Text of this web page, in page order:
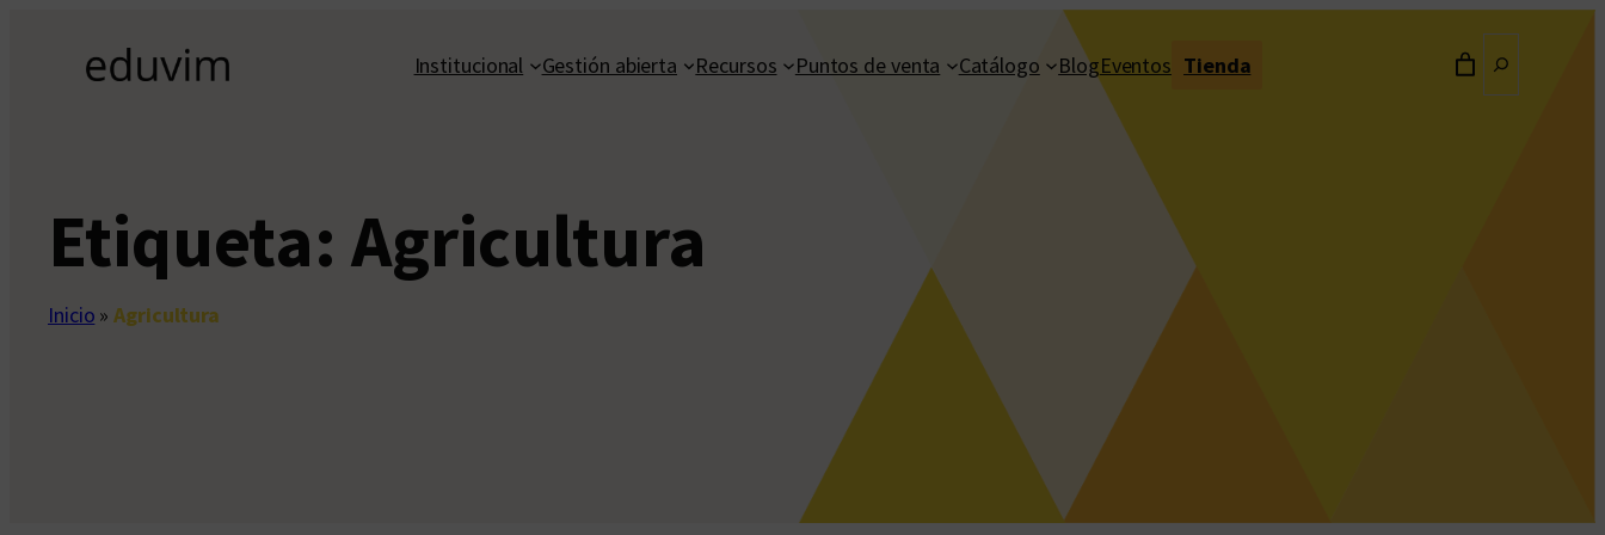
contenido
Institucional Gestión abierta Recursos Puntos de venta Catálogo BlogEventos Tienda
Etiqueta: Agricultura
Inicio »Agricultura